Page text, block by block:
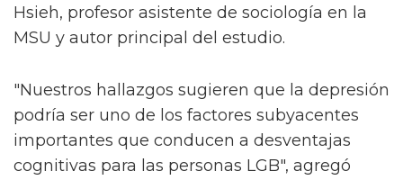
Hsieh, profesor asistente de sociología en la
MSU y autor principal del estudio.
"Nuestros hallazgos sugieren que la depresión
podría ser uno de los factores subyacentes
importantes que conducen a desventajas
cognitivas para las personas LGB", agregó